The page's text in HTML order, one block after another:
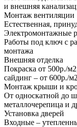
и внешняя
Монтаж вентиляции
Естественная,
Электромонтажные
Работы под ключ с
монтажа
Внешняя отделка
Покраска от 500р./
сайдинг – от 600р./
Монтаж крыши и
От односкатной до
металлочерепица и
Установка дверей
Входные –